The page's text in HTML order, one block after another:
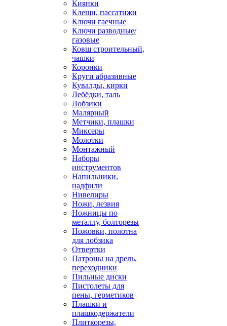
Киянки
Клещи, пассатижи
Ключи гаечные
Ключи разводные/
газовые
Ковш строительный,
чашки
Коронки
Круги абразивные
Кувалды, кирки
Лебёдки, таль
Лобзики
Малярный
Метчики, плашки
Миксеры
Молотки
Монтажный
Наборы
инструментов
Напильники,
надфили
Нивелиры
Ножи, лезвия
Ножницы по
металлу, болторезы
Ножовки, полотна
для лобзика
Отвертки
Патроны на дрель,
переходники
Пильные диски
Пистолеты для
пены, герметиков
Плашки и
плашкодержатели
Плиткорезы,